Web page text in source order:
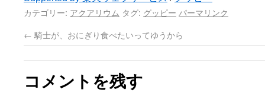
カテゴリー: アクアリウム タグ: グッピー パーマリンク
← 騎士が、おにぎり食べたいってゆうから
コメントを残す